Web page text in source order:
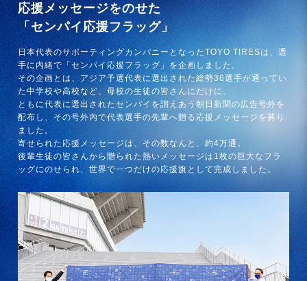
応援メッセージをのせた
「センパイ応援フラッグ」
日本代表のサポーティングカンパニーとなったTOYO TIRESは、選
手に内緒で「センパイ応援フラッグ」を企画しました。
その企画とは、アジア予選代表に選出された総勢36選手が通ってい
た中学校や高校など、母校の生徒の皆さんにだけに、
ともに代表に選出されたセンパイを讃えあう朝日新聞の広告号外を
配布し、その号外内で代表選手の先輩へ贈る応援メッセージを募り
ました。
寄せられた応援メッセージは、その数なんと、約4万通。
後輩生徒の皆さんから贈られた熱いメッセージは1枚の巨大なフラ
ッグにのせられ、世界で一つだけの応援旗として完成しました。